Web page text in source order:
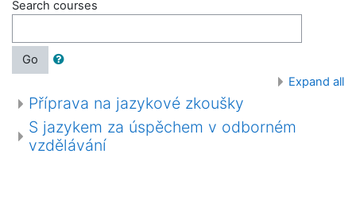
Search courses
Go
Expand all
Příprava na jazykové zkoušky
S jazykem za úspěchem v odborném
vzdělávání